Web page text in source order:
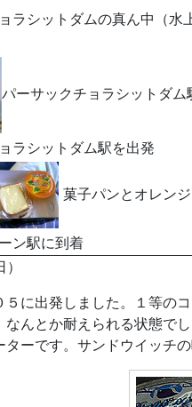
ラシットダムの真ん中（水
パーサックチョラシットダム
ラシットダム駅を出発
菓子パンとオレン
ン駅に到着
に出発しました。１等の
んとか耐えられる状態で
ーです。サンドウイッチ